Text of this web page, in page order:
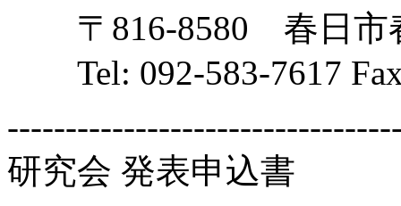
〒816-8580 春日市
Tel: 092-583-7617
研究会 発表申込書